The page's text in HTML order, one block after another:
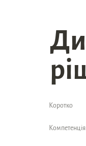
Коротко
Компетенція